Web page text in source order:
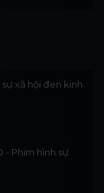
sự xã hội đen kinh
- Phim hình sự